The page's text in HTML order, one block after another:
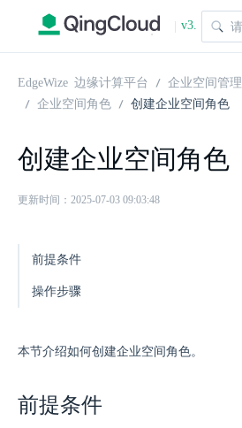
| v3.
1.0
EdgeWize 边缘计算平台 企业空间管理
企业空间角色
创建企业空间角色
创建企业空间角色
更新时间：2025-07-03 09:03:48
前提条件
操作步骤
本节介绍如何创建企业空间角色。
前提条件